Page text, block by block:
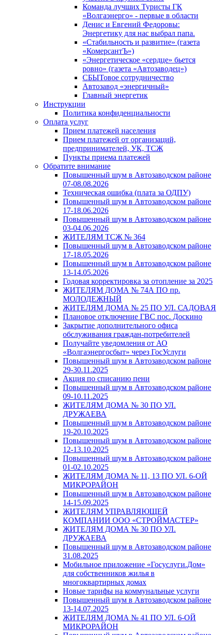
Команда лучших Туристы ГК
«Волгаэнерго» - первые в области
Денис и Евгений Федоровы:
Энергетику для нас выбрал папа.
«Стабильность и развитие» (газета
«КомерсантЪ»)
«Энергетическое «сердце» бьется
ровно» (газета «Автозаводец»)
СБЫТовое сотрудничество
Автозавод «энергичный»
Главный энергетик
Инструкции
Политика конфиденциальности
Оплата услуг
Прием платежей населения
Прием платежей от организаций,
предпринимателей, УК, ТСЖ
Пункты приема платежей
Обратите внимание
Повышенный шум в Автозаводском районе
07-08.08.2026
Техническая ошибка (плата за ОДПУ)
Повышенный шум в Автозаводском районе
17-18.06.2026
Повышенный шум в Автозаводском районе
03-04.06.2026
ЖИТЕЛЯМ ТСЖ № 364
Повышенный шум в Автозаводском районе
17-18.05.2026
Повышенный шум в Автозаводском районе
13-14.05.2026
Годовая корректировка за отопление за 2025
ЖИТЕЛЯМ ДОМА № 74А ПО пр.
МОЛОДЕЖНЫЙ
ЖИТЕЛЯМ ДОМА № 25 ПО УЛ. САДОВАЯ
Плановое отключение ГВС пос. Доскино
Закрытие дополнительного офиса
обслуживания граждан-потребителей
Получайте уведомления от АО
«Волгаэнергосбыт» через ГосУслуги
Повышенный шум в Автозаводском районе
29-30.11.2025
Акция по списанию пени
Повышенный шум в Автозаводском районе
09-10.11.2025
ЖИТЕЛЯМ ДОМА № 30 ПО УЛ.
ДРУЖАЕВА
Повышенный шум в Автозаводском районе
19-20.10.2025
Повышенный шум в Автозаводском районе
12-13.10.2025
Повышенный шум в Автозаводском районе
01-02.10.2025
ЖИТЕЛЯМ ДОМА № 11, 13 ПО УЛ. 6-ОЙ
МИКРОРАЙОН
Повышенный шум в Автозаводском районе
14-15.09.2025
ЖИТЕЛЯМ УПРАВЛЯЮЩЕЙ
КОМПАНИИ ООО «СТРОЙМАСТЕР»
ЖИТЕЛЯМ ДОМА № 30 ПО УЛ.
ДРУЖАЕВА
Повышенный шум в Автозаводском районе
31.08.2025
Мобильное приложение «Госуслуги.Дом»
для собственников жилья в
многоквартирных домах
Новые тарифы на коммунальные услуги
Повышенный шум в Автозаводском районе
13-14.07.2025
ЖИТЕЛЯМ ДОМА № 41 ПО УЛ. 6-ОЙ
МИКРОРАЙОН